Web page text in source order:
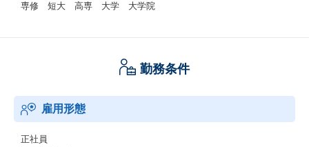
専修 短大 高専 大学 大学院
勤務条件
雇用形態
正社員